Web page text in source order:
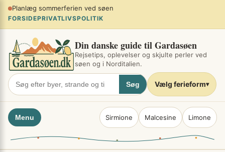
Spring
indhold
Planlæg sommerferien ved søen
FORSIDEPRIVATLIVSPOLITIK
Din danske guide til Gardasøen
Rejsetips, oplevelser og skjulte perler ved
søen og i Norditalien.
Søg Vælg ferieform▾
Menu Sirmione Malcesine Limone